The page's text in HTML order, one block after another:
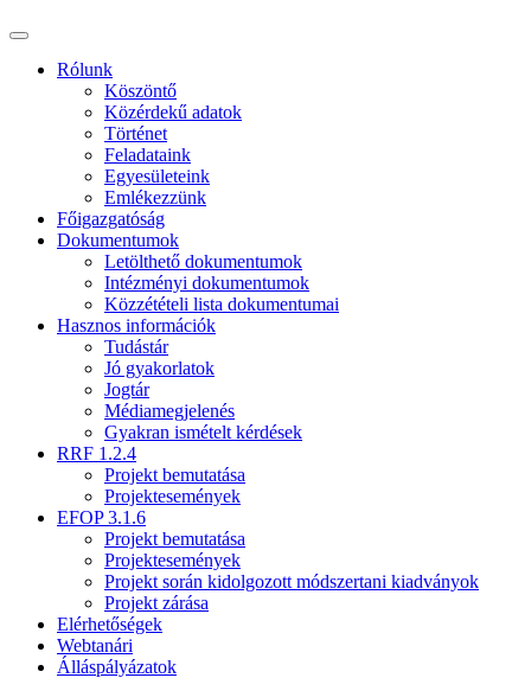
Rólunk
Köszöntő
Közérdekű adatok
Történet
Feladataink
Egyesületeink
Emlékezzünk
Főigazgatóság
Dokumentumok
Letölthető dokumentumok
Intézményi dokumentumok
Közzétételi lista dokumentumai
Hasznos információk
Tudástár
Jó gyakorlatok
Jogtár
Médiamegjelenés
Gyakran ismételt kérdések
RRF 1.2.4
Projekt bemutatása
Projektesemények
EFOP 3.1.6
Projekt bemutatása
Projektesemények
Projekt során kidolgozott módszertani kiadványok
Projekt zárása
Elérhetőségek
Webtanári
Álláspályázatok